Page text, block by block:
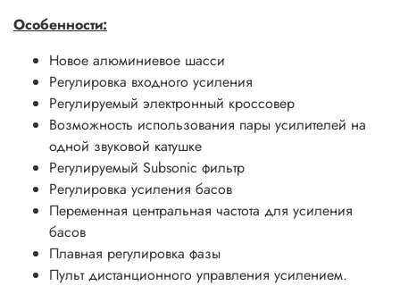
Особенности:
Новое алюминиевое шасси
Регулировка входного усиления
Регулируемый электронный кроссовер
Возможность использования пары усилителей на
одной звуковой катушке
Регулируемый Subsonic фильтр
Регулировка усиления басов
Переменная центральная частота для усиления
басов
Плавная регулировка фазы
Пульт дистанционного управления усилением.